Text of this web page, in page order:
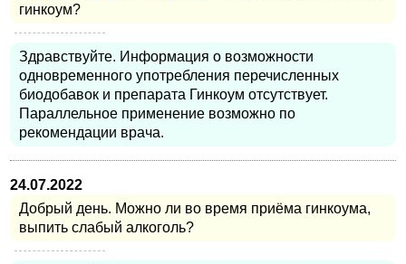
гинкоум?
Здравствуйте. Информация о возможности
одновременного употребления перечисленных
биодобавок и препарата Гинкоум отсутствует.
Параллельное применение возможно по
рекомендации врача.
24.07.2022
Добрый день. Можно ли во время приёма гинкоума,
выпить слабый алкоголь?